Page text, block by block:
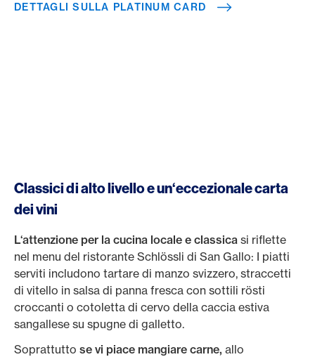
DETTAGLI SULLA PLATINUM CARD
Classici di alto livello e un‘eccezionale carta
dei vini
L‘attenzione per la cucina locale e classica si riflette
nel menu del ristorante Schlössli di San Gallo: I piatti
serviti includono tartare di manzo svizzero, straccetti
di vitello in salsa di panna fresca con sottili rösti
croccanti o cotoletta di cervo della caccia estiva
sangallese su spugne di galletto.
Soprattutto se vi piace mangiare carne, allo